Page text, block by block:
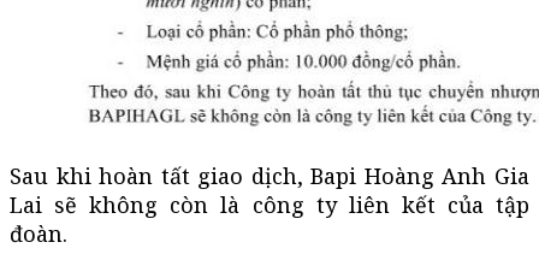
Sau khi hoàn tất giao dịch, Bapi Hoàng Anh Gia
Lai sẽ không còn là công ty liên kết của tập
đoàn.